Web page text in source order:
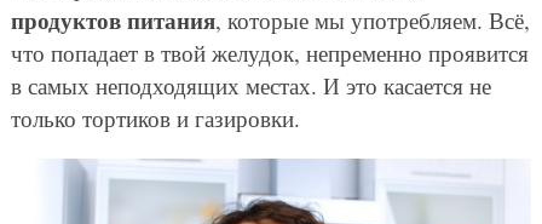
продуктов питания, которые мы употребляем. Всё,
что попадает в твой желудок, непременно проявится
в самых неподходящих местах. И это касается не
только тортиков и газировки.